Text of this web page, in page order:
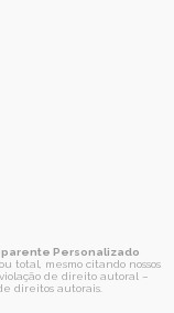
Personalizado
total, mesmo citando nossos
de direito autoral –
direitos autorais.